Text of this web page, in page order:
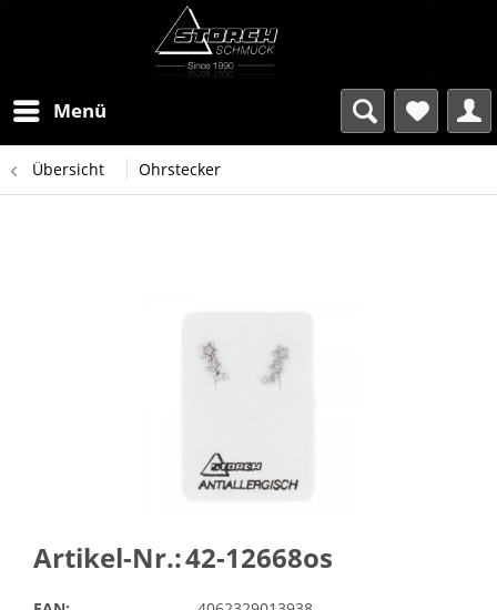
Menü
Übersicht Ohrstecker
Artikel-Nr.:42-12668os